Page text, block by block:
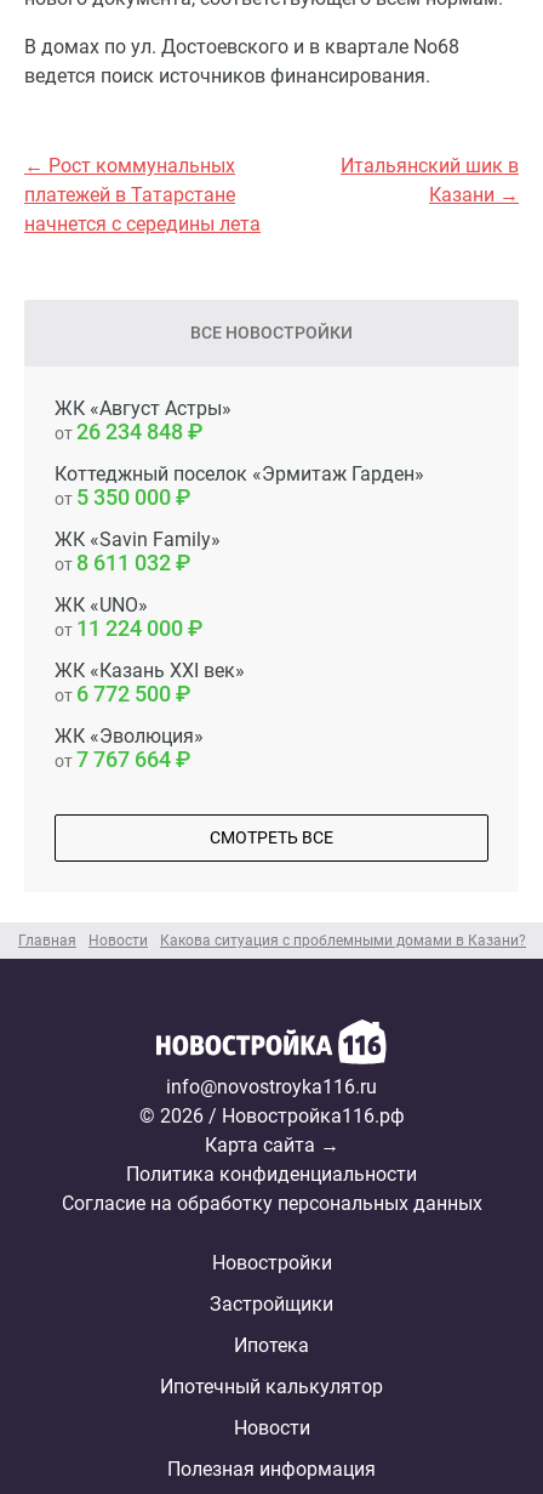
Главная Новости Какова ситуация с проблемными домами в Казани?
В домах по ул. Достоевского и в квартале No68
ведется поиск источников финансирования.
← Рост коммунальных
платежей в Татарстане
начнется с середины лета
Итальянский шик в
Казани →
ВСЕ НОВОСТРОЙКИ
ЖК «Август Астры»
от26 234 848
Коттеджный поселок «Эрмитаж Гарден»
от 5 350 000
ЖК «Savin Family»
от 8 611 032
ЖК «UNO»
от 11 224 000
ЖК «Казань XXI век»
от 6 772 500
ЖК «Эволюция»
от7 767 664
СМОТРЕТЬ ВСЕ
info@novostroyka116.ru
© 2026 / Новостройка116.рф
Карта сайта →
Политика конфиденциальности
Согласие на обработку персональных данных
Новостройки
Застройщики
Ипотека
Ипотечный калькулятор
Новости
Полезная информация